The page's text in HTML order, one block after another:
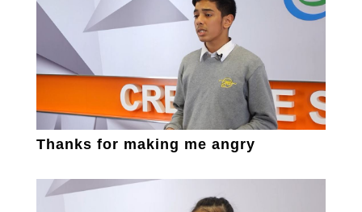
Thanks for making me angry